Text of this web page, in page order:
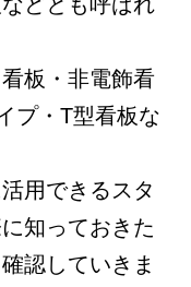
板・非電飾看
プ・T型看板な
用できるスタ
知っておきた
認していきま